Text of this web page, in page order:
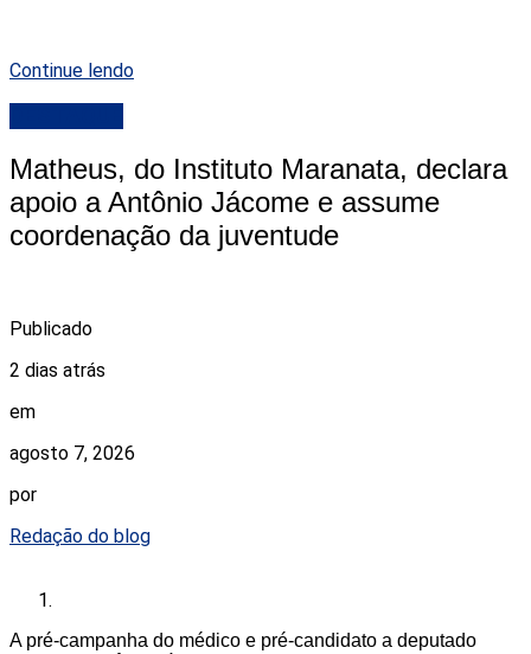
Continue lendo
Matheus, do Instituto Maranata, declara
apoio a Antônio Jácome e assume
coordenação da juventude
Publicado
2 dias atrás
em
agosto 7, 2026
por
Redação do blog
A pré-campanha do médico e pré-candidato a deputado